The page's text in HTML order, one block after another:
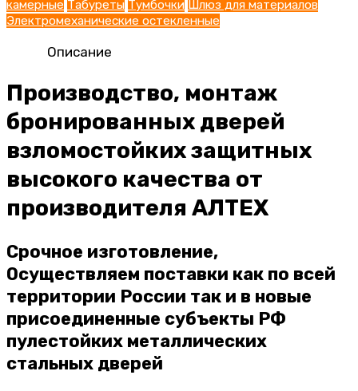
камерные Табуреты Тумбочки Шлюз для материалов
Электромеханические остекленные
Описание
Производство, монтаж
бронированных дверей
взломостойких защитных
высокого качества от
производителя АЛТЕХ
Срочное изготовление,
Осуществляем поставки как по всей
территории России так и в новые
присоединенные субъекты РФ
пулестойких металлических
стальных дверей